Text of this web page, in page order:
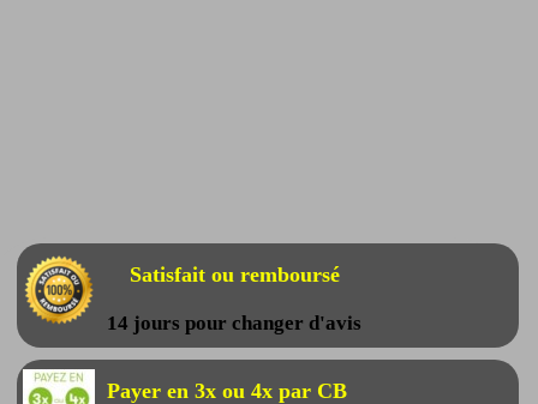
Satisfait ou remboursé
14 jours pour changer d'avis
Payer en 3x ou 4x par CB